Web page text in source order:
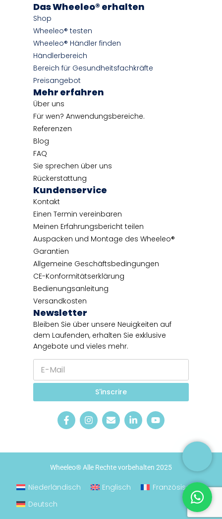
Das Wheeleo® erhalten
Shop
Wheeleo® testen
Wheeleo® Händler finden
Händlerbereich
Bereich für Gesundheitsfachkräfte
Preisangebot
Mehr erfahren
Über uns
Für wen? Anwendungsbereiche.
Referenzen
Blog
FAQ
Sie sprechen über uns
Rückerstattung
Kundenservice
Kontakt
Einen Termin vereinbaren
Meinen Erfahrungsbericht teilen
Auspacken und Montage des Wheeleo®
Garantien
Allgemeine Geschäftsbedingungen
CE-Konformitätserklärung
Bedienungsanleitung
Versandkosten
Newsletter
Bleiben Sie über unsere Neuigkeiten auf
dem Laufenden, erhalten Sie exklusive
Angebote und vieles mehr.
E
M
l
S
r
-
l
S'inscrire
Wheeleo® Alle Rechte vorbehalten 2025
Niederländisch Englisch
Französisch
Deutsch